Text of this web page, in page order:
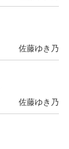
佐藤ゆき乃
佐藤ゆき乃